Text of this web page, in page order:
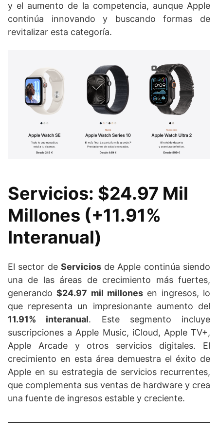
y el aumento de la competencia, aunque Apple
continúa innovando y buscando formas de
revitalizar esta categoría.
Servicios: $24.97 Mil
Millones (+11.91%
Interanual)
El sector de Serviciosde Apple continúa siendo
una de las áreas de crecimiento más fuertes,
generando$24.97 mil millones en ingresos, lo
que representa un impresionante aumento del
11.91% interanual. Este segmento incluye
suscripciones a Apple Music, iCloud, Apple TV+,
Apple Arcade y otros servicios digitales. El
crecimiento en esta área demuestra el éxito de
Apple en su estrategia de servicios recurrentes,
que complementa sus ventas de hardware y crea
una fuente de ingresos estable y creciente.